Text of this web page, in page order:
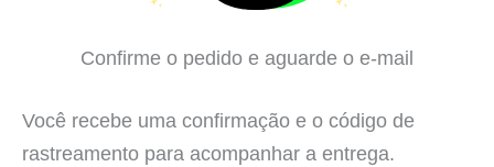
Confirme o pedido e aguarde o e-mail
Você recebe uma confirmação e o código de
rastreamento para acompanhar a entrega.